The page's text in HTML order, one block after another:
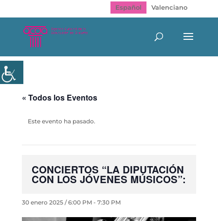
Español Valenciano
« Todos los Eventos
Este evento ha pasado.
CONCIERTOS “LA DIPUTACIÓN
CON LOS JÓVENES MÚSICOS”:
30 enero 2025 / 6:00 PM- 7:30 PM